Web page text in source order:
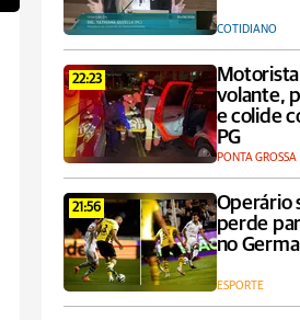
COTIDIANO
22:23
Motorista
volante,
e colide
PG
PONTA GROSSA
21:56
Operário
perde
no
ESPORTE